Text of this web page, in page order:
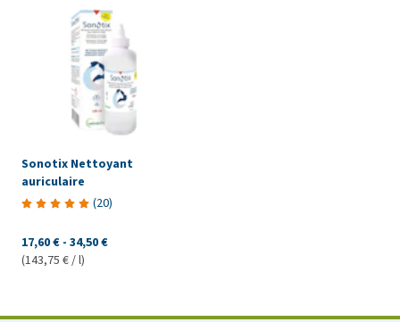
Sonotix Nettoyant
auriculaire
(20)
17,60 € - 34,50 €
(143,75 € / l)